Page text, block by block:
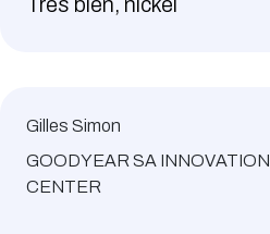
Gilles Simon
GOODYEAR SA INNOVATION
CENTER